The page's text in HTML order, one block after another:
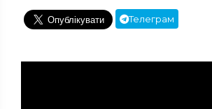
Телеграм